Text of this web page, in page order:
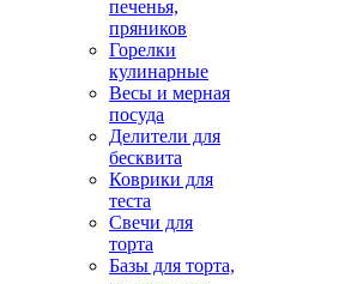
печенья,
пряников
Горелки
кулинарные
Весы и мерная
посуда
Делители для
бесквита
Коврики для
теста
Свечи для
торта
Базы для торта,